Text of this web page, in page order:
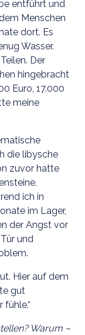
entführt und
Menschen
dort. Es
Wasser.
Der
hingebracht
Euro, 17.000
meine
die libysche
zuvor hatte
ich in
im Lager,
der Angst vor
und
Hier auf dem
gut
Warum –